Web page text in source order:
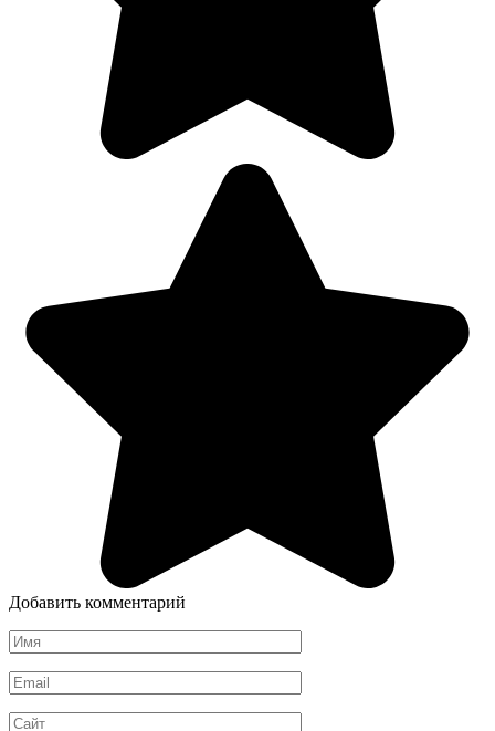
Добавить комментарий
Имя
*
Email
*
Сайт